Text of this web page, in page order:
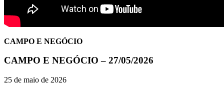
CAMPO E NEGÓCIO
CAMPO E NEGÓCIO – 27/05/2026
25 de maio de 2026